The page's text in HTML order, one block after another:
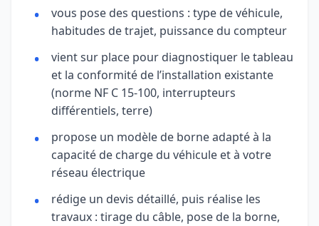
vous pose des questions : type de véhicule,
habitudes de trajet, puissance du compteur
vient sur place pour diagnostiquer le tableau
et la conformité de l’installation existante
(norme NF C 15-100, interrupteurs
différentiels, terre)
propose un modèle de borne adapté à la
capacité de charge du véhicule et à votre
réseau électrique
rédige un devis détaillé, puis réalise les
travaux : tirage du câble, pose de la borne,